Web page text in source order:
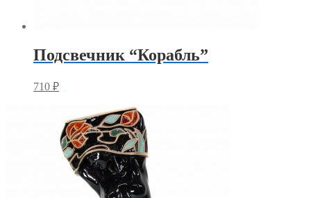
Подсвечник “Корабль”
710 ₽